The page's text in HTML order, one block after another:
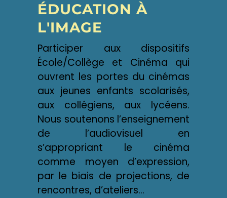
ÉDUCATION À
L'IMAGE
Participer aux dispositifs
École/Collège et Cinéma qui
ouvrent les portes du cinémas
aux jeunes enfants scolarisés,
aux collégiens, aux lycéens.
Nous soutenons l’enseignement
de l’audiovisuel en
s’appropriant le cinéma
comme moyen d’expression,
par le biais de projections, de
rencontres, d’ateliers…